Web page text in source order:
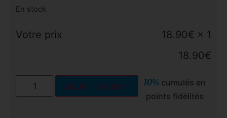
En stock
Votre prix 18.90€ × 1
18.90€
Ajouter au panier 10% cumulés en
points fidélités